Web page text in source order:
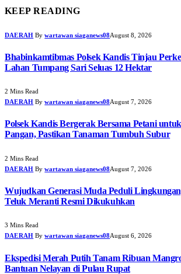
KEEP READING
DAERAH By wartawan siaganews08August 8, 2026
Bhabinkamtibmas Polsek Kandis Tinjau
Lahan Tumpang Sari Seluas 12 Hektar
2 Mins Read
DAERAH By wartawan siaganews08August 7, 2026
Polsek Kandis Bergerak Bersama Petani
Pangan, Pastikan Tanaman Tumbuh Subur
2 Mins Read
DAERAH By wartawan siaganews08August 7, 2026
Wujudkan Generasi Muda Peduli
Teluk Meranti Resmi Dikukuhkan
3 Mins Read
DAERAH By wartawan siaganews08August 6, 2026
Ekspedisi Merah Putih Tanam Ribuan
Bantuan Nelayan di Pulau Rupat